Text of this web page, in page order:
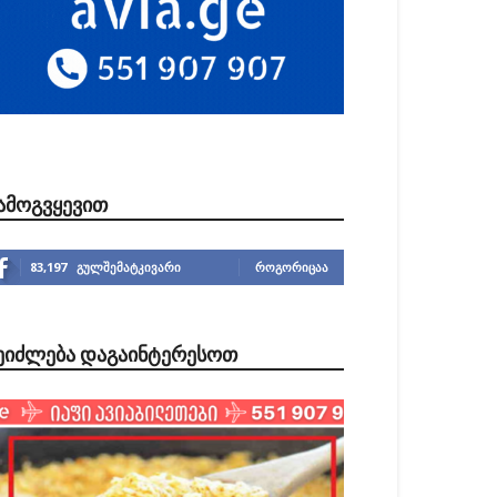
83,197 გულშემატკივარი ᲠᲝᲒᲝᲠᲘᲪᲐᲐ
ᲓᲐᲒᲐᲘᲜᲢᲔᲠᲔᲡᲝᲗ